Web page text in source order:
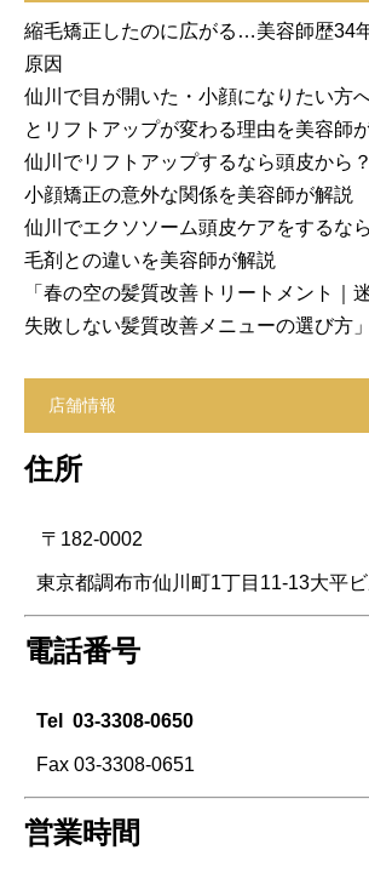
縮毛矯正したのに広がる…美容師歴34
原因
仙川で目が開いた・小顔になりたい方
とリフトアップが変わる理由を美容師
仙川でリフトアップするなら頭皮から
小顔矯正の意外な関係を美容師が解説
仙川でエクソソーム頭皮ケアをするな
毛剤との違いを美容師が解説
「春の空の髪質改善トリートメント｜
失敗しない髪質改善メニューの選び方」
店舗情報
住所
〒182-0002
東京都調布市仙川町1丁目11-13大平
電話番号
Tel 03-3308-0650
Fax 03-3308-0651
営業時間